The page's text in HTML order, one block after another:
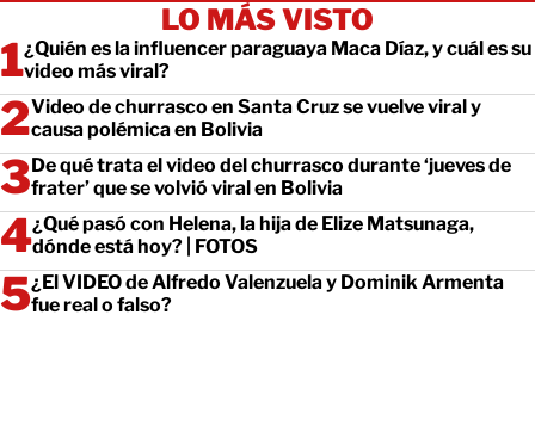
LO MÁS VISTO
¿Quién es la influencer paraguaya Maca Díaz, y cuál es su
video más viral?
Video de churrasco en Santa Cruz se vuelve viral y
causa polémica en Bolivia
De qué trata el video del churrasco durante ‘jueves de
frater’ que se volvió viral en Bolivia
¿Qué pasó con Helena, la hija de Elize Matsunaga,
dónde está hoy? | FOTOS
¿El VIDEO de Alfredo Valenzuela y Dominik Armenta
fue real o falso?